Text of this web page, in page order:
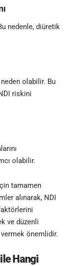
nedenle, diüretik
olabilir. Bu
riskini
olabilir.
tamamen
alınarak, NDI
ve düzenli
önemlidir.
Hangi